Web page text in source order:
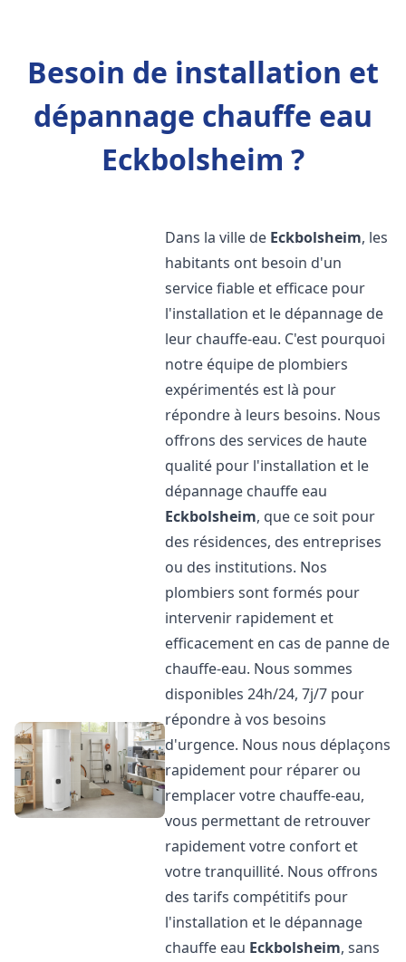
Besoin de installation et
dépannage chauffe eau
Eckbolsheim ?
Dans la ville de Eckbolsheim, les
habitants ont besoin d'un
service fiable et efficace pour
l'installation et le dépannage de
leur chauffe-eau. C'est pourquoi
notre équipe de plombiers
expérimentés est là pour
répondre à leurs besoins. Nous
offrons des services de haute
qualité pour l'installation et le
dépannage chauffe eau
Eckbolsheim, que ce soit pour
des résidences, des entreprises
ou des institutions. Nos
plombiers sont formés pour
intervenir rapidement et
efficacement en cas de panne de
chauffe-eau. Nous sommes
disponibles 24h/24, 7j/7 pour
répondre à vos besoins
d'urgence. Nous nous déplaçons
rapidement pour réparer ou
remplacer votre chauffe-eau,
vous permettant de retrouver
rapidement votre confort et
votre tranquillité. Nous offrons
des tarifs compétitifs pour
l'installation et le dépannage
chauffe eau Eckbolsheim, sans